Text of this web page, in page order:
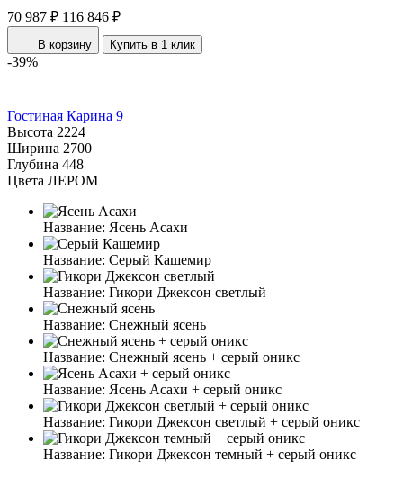
70 987 ₽ 116 846 ₽
В корзину Купить в 1 клик
-39%
Гостиная Карина 9
Высота 2224
Ширина 2700
Глубина 448
Цвета ЛЕРОМ
Название: Ясень Асахи
Название: Серый Кашемир
Название: Гикори Джексон светлый
Название: Снежный ясень
Название: Снежный ясень + серый оникс
Название: Ясень Асахи + серый оникс
Название: Гикори Джексон светлый + серый оникс
Название: Гикори Джексон темный + серый оникс